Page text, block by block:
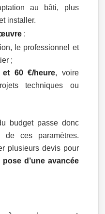
au bâti, plus
installer.
:
le professionnel et
;
et 60 €/heure, voire
techniques ou
budget passe donc
de ces paramètres.
plusieurs devis pour
pose d’une avancée